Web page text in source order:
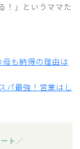
！」というママた
も納得の理由は
パ最強！営業はし
ト／